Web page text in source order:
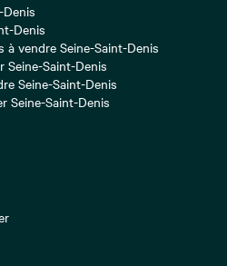
Denis
vendre Seine-Saint-Denis
Seine-Saint-Denis
Seine-Saint-Denis
Seine-Saint-Denis